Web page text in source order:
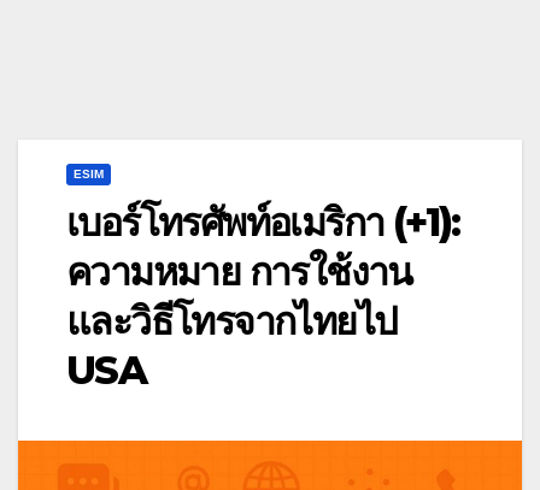
ESIM
เบอร์โทรศัพท์อเมริกา (+1):
ความหมาย การใช้งาน
และวิธีโทรจากไทยไป
USA